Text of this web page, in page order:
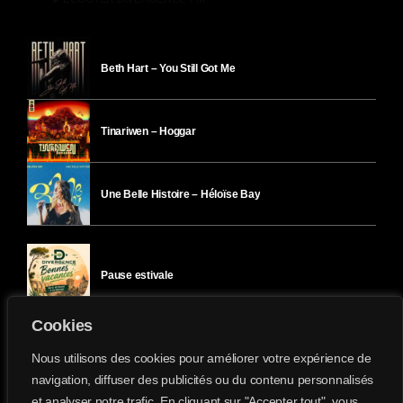
Cookies
Nous utilisons des cookies pour améliorer votre expérience de
navigation, diffuser des publicités ou du contenu personnalisés
Beth Hart – You Still Got Me
Tinariwen – Hoggar
Une Belle Histoire – Héloïse Bay
Pause estivale